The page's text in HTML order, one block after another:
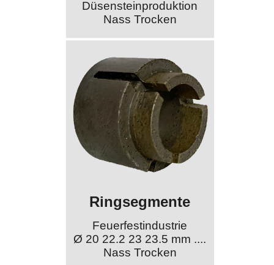
Düsensteinproduktion
Nass Trocken
Ringsegmente
Feuerfestindustrie
Ø 20 22.2 23 23.5 mm ....
Nass Trocken